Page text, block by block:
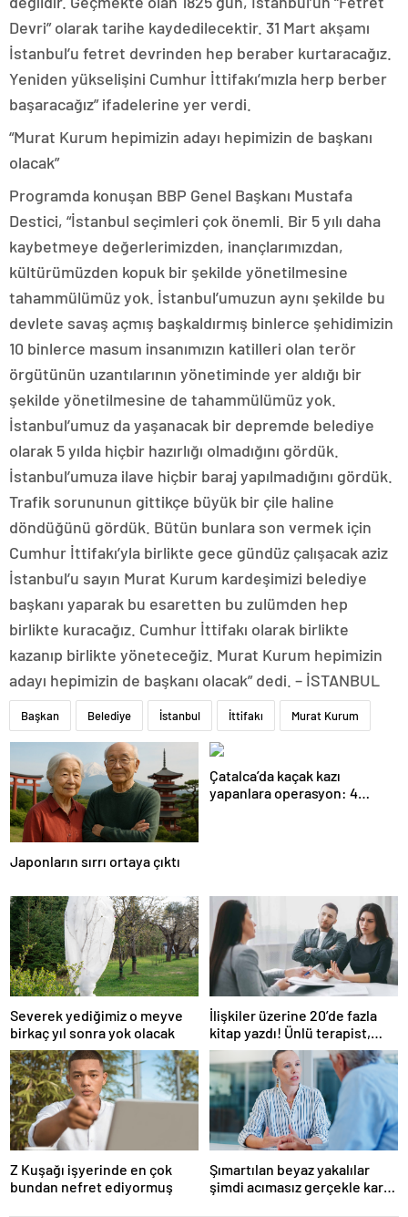
Devri” olarak tarihe kaydedilecektir. 31 Mart akşamı
İstanbul’u fetret devrinden hep beraber kurtaracağız.
Yeniden yükselişini Cumhur İttifakı’mızla herp berber
başaracağız” ifadelerine yer verdi.
“Murat Kurum hepimizin adayı hepimizin de başkanı
olacak”
Programda konuşan BBP Genel Başkanı Mustafa
Destici, “İstanbul seçimleri çok önemli. Bir 5 yılı daha
kaybetmeye değerlerimizden, inançlarımızdan,
kültürümüzden kopuk bir şekilde yönetilmesine
tahammülümüz yok. İstanbul’umuzun aynı şekilde bu
devlete savaş açmış başkaldırmış binlerce şehidimizin
10 binlerce masum insanımızın katilleri olan terör
örgütünün uzantılarının yönetiminde yer aldığı bir
şekilde yönetilmesine de tahammülümüz yok.
İstanbul’umuz da yaşanacak bir depremde belediye
olarak 5 yılda hiçbir hazırlığı olmadığını gördük.
İstanbul’umuza ilave hiçbir baraj yapılmadığını gördük.
Trafik sorununun gittikçe büyük bir çile haline
döndüğünü gördük. Bütün bunlara son vermek için
Cumhur İttifakı’yla birlikte gece gündüz çalışacak aziz
İstanbul’u sayın Murat Kurum kardeşimizi belediye
başkanı yaparak bu esaretten bu zulümden hep
birlikte kuracağız. Cumhur İttifakı olarak birlikte
kazanıp birlikte yöneteceğiz. Murat Kurum hepimizin
adayı hepimizin de başkanı olacak” dedi. – İSTANBUL
Başkan Belediye İstanbul İttifakı Murat Kurum
Japonların sırrı ortaya çıktı
Çatalca’da kaçak kazı
yapanlara operasyon: 4
Severek yediğimiz o meyve
birkaç yıl sonra yok olacak
İlişkiler üzerine 20’de fazla
kitap yazdı! Ünlü terapist,
boşanmaların gerçek
suçlularını açıklıyor
Z Kuşağı işyerinde en çok
bundan nefret ediyormuş
Şımartılan beyaz yakalılar
şimdi acımasız gerçekle karşı